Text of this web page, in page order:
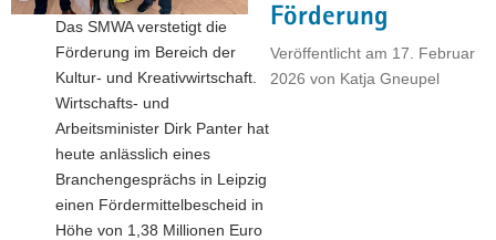
87
Millionen
Euro
aus
dem
MINT-
Fachkräfteprogramm
ESF
Plus"
Förderung
Veröffentlicht am 17. Februar
2026 von Katja Gneupel
Das SMWA verstetigt die
Förderung im Bereich der
Kultur- und Kreativwirtschaft.
Wirtschafts- und
Arbeitsminister Dirk Panter hat
heute anlässlich eines
Branchengesprächs in Leipzig
einen Fördermittelbescheid in
Höhe von 1,38 Millionen Euro